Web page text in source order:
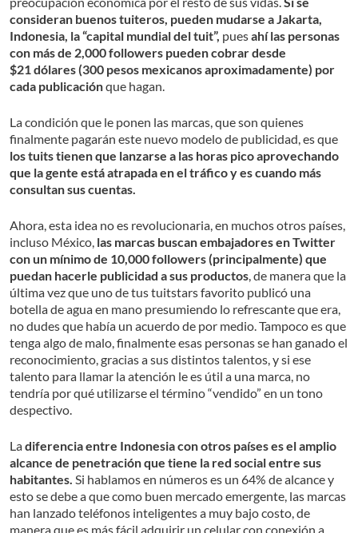
consideran buenos tuiteros, pueden mudarse a Jakarta,
Indonesia, la “capital mundial del tuit”, puesahí las personas
con más de 2,000 followers pueden cobrar desde
$21 dólares (300 pesos mexicanos aproximadamente) por
cada publicaciónque hagan.
La condición que le ponen las marcas, que son quienes
finalmente pagarán este nuevo modelo de publicidad, es que
los tuits tienen que lanzarse a las horas pico aprovechando
que la gente está atrapada en el tráfico y es cuando más
consultan sus cuentas.
Ahora, esta idea no es revolucionaria, en muchos otros países,
incluso México, las marcas buscan embajadores en Twitter
con un mínimo de 10,000 followers (principalmente) que
puedan hacerle publicidad a sus productos, de manera que la
última vez que uno de tus tuitstars favorito publicó una
botella de agua en mano presumiendo lo refrescante que era,
no dudes que había un acuerdo de por medio. Tampoco es que
tenga algo de malo, finalmente esas personas se han ganado el
reconocimiento, gracias a sus distintos talentos, y si ese
talento para llamar la atención le es útil a una marca, no
tendría por qué utilizarse el término “vendido” en un tono
despectivo.
Ladiferencia entre Indonesia con otros países es el amplio
alcance de penetración que tiene la red social entre sus
habitantes. Si hablamos en números es un 64% de alcance y
esto se debe a que como buen mercado emergente, las marcas
han lanzado teléfonos inteligentes a muy bajo costo, de
manera que es más fácil adquirir un celular con conexión a